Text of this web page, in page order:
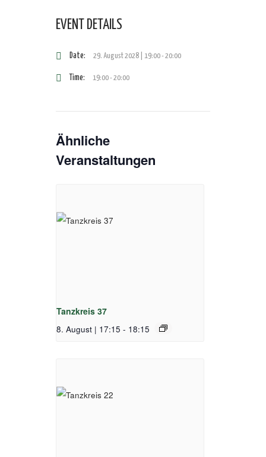
EVENT DETAILS
Date: 29. August 2028 | 19:00-20:00
Time: 19:00 - 20:00
Ähnliche
Veranstaltungen
Tanzkreis 37
8. August | 17:15 - 18:15